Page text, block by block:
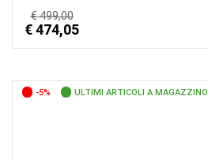
€ 499,00
€ 474,05
-5% ULTIMI ARTICOLI A MAGAZZINO